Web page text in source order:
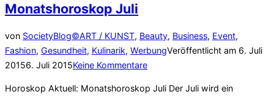
Monatshoroskop Juli
von SocietyBlog©ART / KUNST, Beauty, Business, Event,
Fashion, Gesundheit, Kulinarik, WerbungVeröffentlicht am 6. Juli
20156. Juli 2015Keine Kommentare
Horoskop Aktuell: Monatshoroskop Juli Der Juli wird ein